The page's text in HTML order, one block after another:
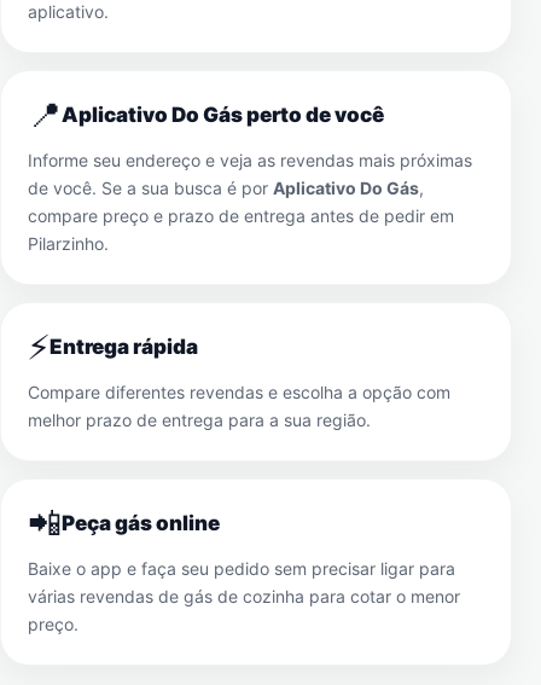
aplicativo.
📍Aplicativo Do Gás perto de você
Informe seu endereço e veja as revendas mais próximas
de você. Se a sua busca é por Aplicativo Do Gás,
compare preço e prazo de entrega antes de pedir em
Pilarzinho.
⚡Entrega rápida
Compare diferentes revendas e escolha a opção com
melhor prazo de entrega para a sua região.
📲Peça gás online
Baixe o app e faça seu pedido sem precisar ligar para
várias revendas de gás de cozinha para cotar o menor
preço.